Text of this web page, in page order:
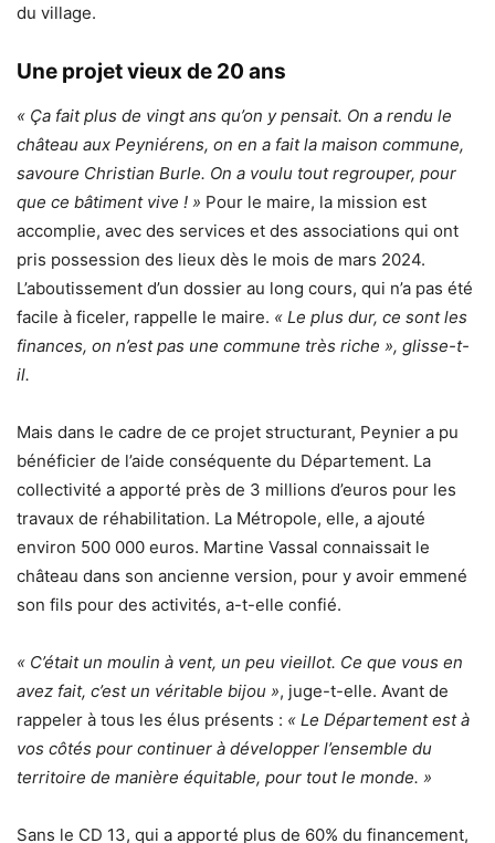
du village.
Une projet vieux de 20 ans
« Ça fait plus de vingt ans qu’on y pensait. On a rendu le
château aux Peyniérens, on en a fait la maison commune,
savoure Christian Burle. On a voulu tout regrouper, pour
que ce bâtiment vive ! » Pour le maire, la mission est
accomplie, avec des services et des associations qui ont
pris possession des lieux dès le mois de mars 2024.
L’aboutissement d’un dossier au long cours, qui n’a pas été
facile à ficeler, rappelle le maire. « Le plus dur, ce sont les
finances, on n’est pas une commune très riche », glisse-t-
il.
Mais dans le cadre de ce projet structurant, Peynier a pu
bénéficier de l’aide conséquente du Département. La
collectivité a apporté près de 3 millions d’euros pour les
travaux de réhabilitation. La Métropole, elle, a ajouté
environ 500 000 euros. Martine Vassal connaissait le
château dans son ancienne version, pour y avoir emmené
son fils pour des activités, a-t-elle confié.
« C’était un moulin à vent, un peu vieillot. Ce que vous en
avez fait, c’est un véritable bijou », juge-t-elle. Avant de
rappeler à tous les élus présents : « Le Département est à
vos côtés pour continuer à développer l’ensemble du
territoire de manière équitable, pour tout le monde. »
Sans le CD 13, qui a apporté plus de 60% du financement,